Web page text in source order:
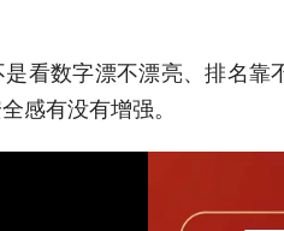
看数字漂不漂亮、排名
感有没有增强。